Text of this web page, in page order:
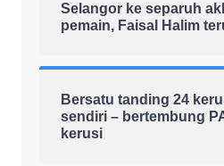
Selangor ke separuh
pemain, Faisal Halim
Bersatu tanding 24
sendiri – bertembung
kerusi